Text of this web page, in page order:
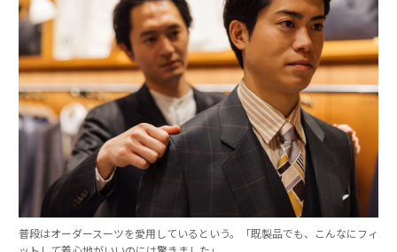
普段はオーダースーツを愛用しているという。「既製品でも、こんなにフィ